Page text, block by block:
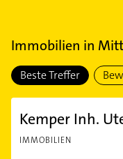
Immobilien in
Beste Treffer
Kemper Inh.
IMMOBILIEN